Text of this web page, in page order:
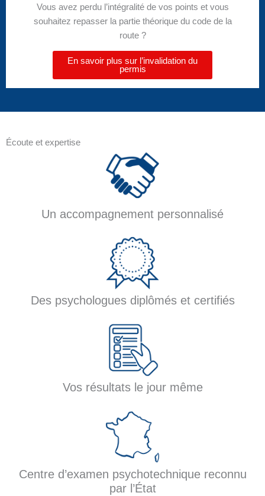
Vous avez perdu l’intégralité de vos points et vous
souhaitez repasser la partie théorique du code de la
route ?
En savoir plus sur l’invalidation du
permis
Écoute et expertise
Un accompagnement personnalisé
Des psychologues diplômés et certifiés
Vos résultats le jour même
Centre d’examen psychotechnique reconnu
par l’État